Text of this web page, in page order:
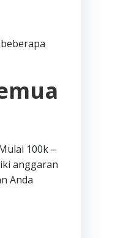
100k –
anggaran
Anda